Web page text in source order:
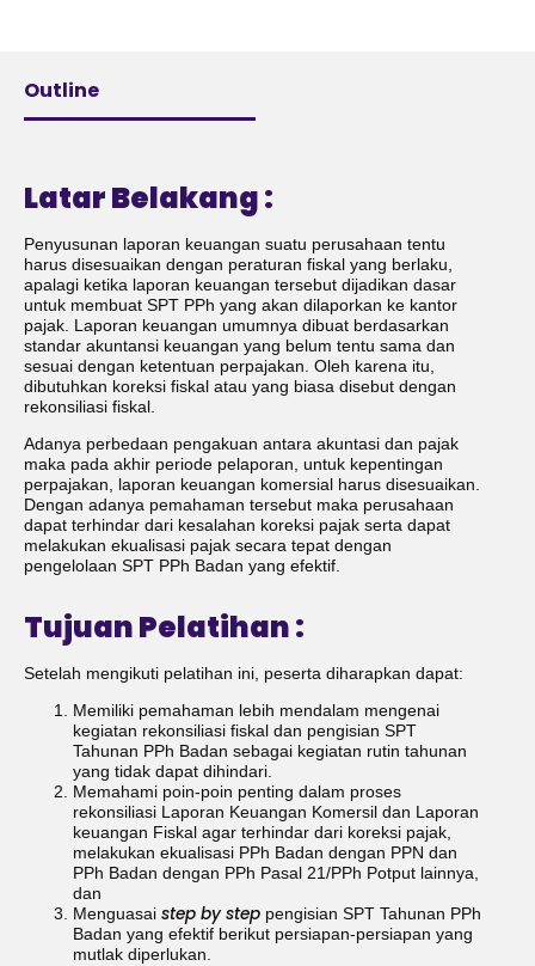
Outline
Latar Belakang :
Penyusunan laporan keuangan suatu perusahaan tentu
harus disesuaikan dengan peraturan fiskal yang berlaku,
apalagi ketika laporan keuangan tersebut dijadikan dasar
untuk membuat SPT PPh yang akan dilaporkan ke kantor
pajak. Laporan keuangan umumnya dibuat berdasarkan
standar akuntansi keuangan yang belum tentu sama dan
sesuai dengan ketentuan perpajakan. Oleh karena itu,
dibutuhkan koreksi fiskal atau yang biasa disebut dengan
rekonsiliasi fiskal.
Adanya perbedaan pengakuan antara akuntasi dan pajak
maka pada akhir periode pelaporan, untuk kepentingan
perpajakan, laporan keuangan komersial harus disesuaikan.
Dengan adanya pemahaman tersebut maka perusahaan
dapat terhindar dari kesalahan koreksi pajak serta dapat
melakukan ekualisasi pajak secara tepat dengan
pengelolaan SPT PPh Badan yang efektif.
Tujuan Pelatihan :
Setelah mengikuti pelatihan ini, peserta diharapkan dapat:
Memiliki pemahaman lebih mendalam mengenai
kegiatan rekonsiliasi fiskal dan pengisian SPT
Tahunan PPh Badan sebagai kegiatan rutin tahunan
yang tidak dapat dihindari.
Memahami poin-poin penting dalam proses
rekonsiliasi Laporan Keuangan Komersil dan Laporan
keuangan Fiskal agar terhindar dari koreksi pajak,
melakukan ekualisasi PPh Badan dengan PPN dan
PPh Badan dengan PPh Pasal 21/PPh Potput lainnya,
dan
Menguasaistep by step pengisian SPT Tahunan PPh
Badan yang efektif berikut persiapan-persiapan yang
mutlak diperlukan.